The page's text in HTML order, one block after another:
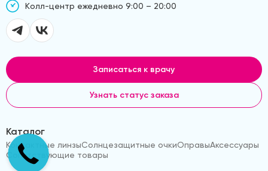
Kолл-центр ежедневно 9:00 – 20:00
Записаться к врачу
Узнать статус заказа
Каталог
Контактные линзыСолнцезащитные очкиОправыАксессуары
Сопутствующие товары